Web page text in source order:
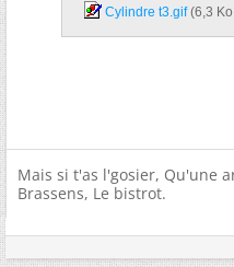
Cylindre t3.gif‎ (6,3
Mais si t'as l'gosier, Qu'une
Brassens, Le bistrot.